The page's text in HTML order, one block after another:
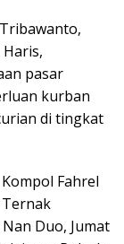
Haris,
pasar
kurban
di tingkat
Fahrel
Duo, Jumat